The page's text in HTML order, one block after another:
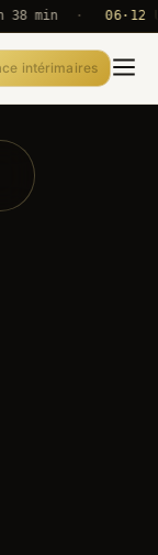
min · 06·12 UTC
intérimaires